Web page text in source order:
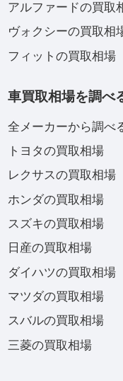
アルファードの買取
ヴォクシーの買取相
フィットの買取相場
車買取相場を調べ
全メーカーから調べ
トヨタの買取相場
レクサスの買取相場
ホンダの買取相場
スズキの買取相場
日産の買取相場
ダイハツの買取相場
マツダの買取相場
スバルの買取相場
三菱の買取相場